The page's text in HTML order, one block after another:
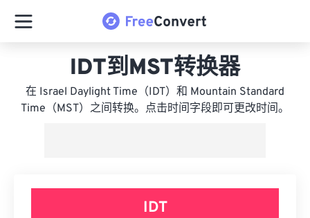
IDT到MST转换器
在 Israel Daylight Time（IDT）和 Mountain Standard
Time（MST）之间转换。点击时间字段即可更改时间。
IDT